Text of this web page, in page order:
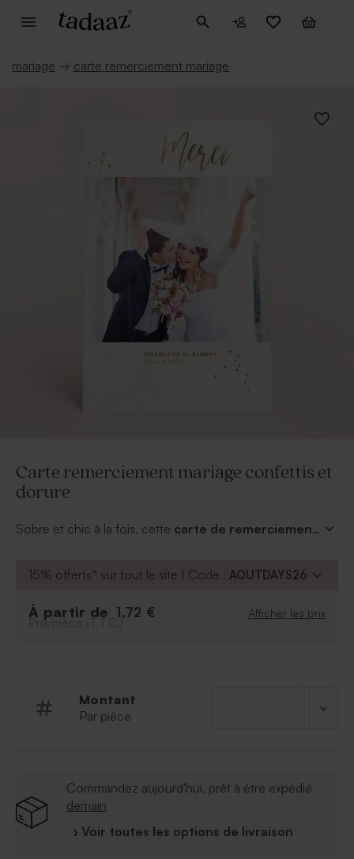
mariage → carte remerciement mariage
Carte remerciement mariage confettis et
dorure
Sobre et chic à la fois, cette carte de remerciement
votre plus beau cliché sur la largeur de la carte et de
beige.
15% offerts* sur tout le site | Code : AOUTDAYS26
À partir de 1,72 € Afficher les prix
Prix/pièce (T.T.C.)
Montant
Par pièce
Commandez aujourd'hui, prêt à être expédié
demain
› Voir toutes les options de livraison